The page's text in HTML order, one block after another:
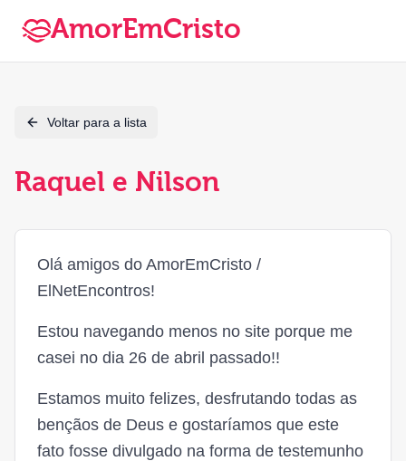
AmorEmCristo
Voltar para a lista
Raquel e Nilson
Olá amigos do AmorEmCristo /
ElNetEncontros!
Estou navegando menos no site porque me
casei no dia 26 de abril passado!!
Estamos muito felizes, desfrutando todas as
bençãos de Deus e gostaríamos que este
fato fosse divulgado na forma de testemunho